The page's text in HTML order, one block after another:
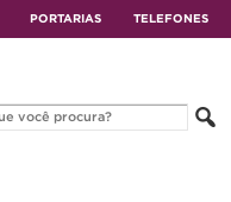
PORTARIAS TELEFONES